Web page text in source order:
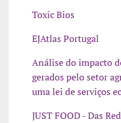
Toxic Bios
EJAtlas Portugal
Análise do impacto
gerados pelo setor
uma lei de serviços
JUST FOOD - Das